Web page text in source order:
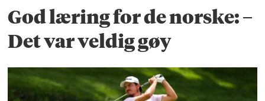
God læring for de norske: –
Det var veldig gøy